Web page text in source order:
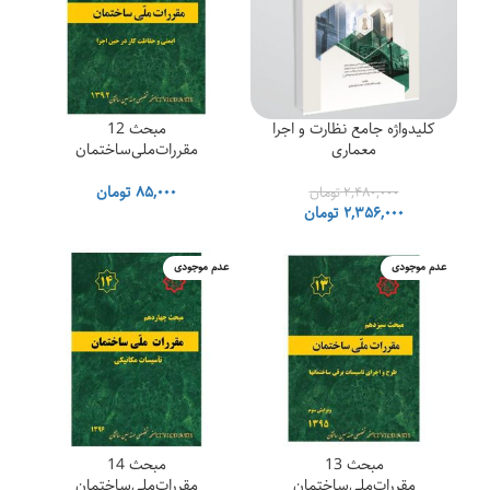
کلیدواژه جامع نظارت و اجرا
معماری
۲,۴۸۰,۰۰۰تومان
قیمت
۲,۴۸۰,۰۰۰ تومان
بود.
۲,۳۵۶,۰۰۰تومانقیمت
مبحث 12
مقررات‌ملی‌ساختمان
۸۵,۰۰۰تومان
عدم موجودی
مبحث 13
عدم موجودی
مبحث 14